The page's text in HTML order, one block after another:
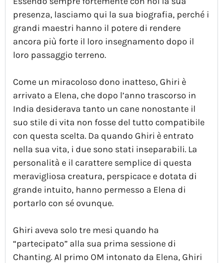
presenza, lasciamo qui la sua biografia, perché i
grandi maestri hanno il potere di rendere
ancora più forte il loro insegnamento dopo il
loro passaggio terreno.
Come un miracoloso dono inatteso, Ghiri è
arrivato a Elena, che dopo l’anno trascorso in
India desiderava tanto un cane nonostante il
suo stile di vita non fosse del tutto compatibile
con questa scelta. Da quando Ghiri è entrato
nella sua vita, i due sono stati inseparabili. La
personalità e il carattere semplice di questa
meravigliosa creatura, perspicace e dotata di
grande intuito, hanno permesso a Elena di
portarlo con sé ovunque.
Ghiri aveva solo tre mesi quando ha
“partecipato” alla sua prima sessione di
Chanting. Al primo OM intonato da Elena, Ghiri